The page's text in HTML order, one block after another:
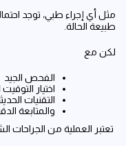
مثل أي إجراء طبي، توجد
طبيعة الحالة.
لكن مع
الفحص الجيد
اختيار
التقنيات
والمتابعة
تعتبر العملية من الجراحات